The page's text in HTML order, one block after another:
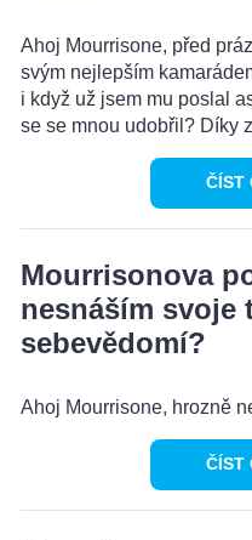
Ahoj Mourrisone, před
svým nejlepším
i když už jsem mu poslal
se se mnou udobřil? Díky
ČÍST
Mourrisonova
nesnáším svoje
sebevědomí?
Ahoj Mourrisone, hrozně
ČÍST